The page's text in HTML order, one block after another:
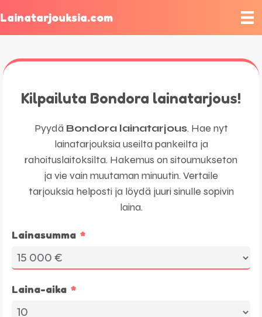
Lainatarjouksia.com
Kilpailuta Bondora lainatarjous!
Pyydä Bondora lainatarjous. Hae nyt
lainatarjouksia useilta pankeilta ja
rahoituslaitoksilta. Hakemus on sitoumukseton
ja vie vain muutaman minuutin. Vertaile
tarjouksia helposti ja löydä juuri sinulle sopivin
laina.
Lainasumma
Laina-aika